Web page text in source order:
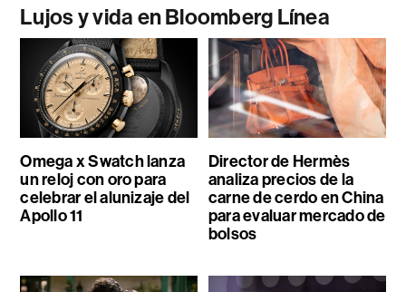
Lujos y vida en Bloomberg Línea
Omega x Swatch lanza
un reloj con oro para
celebrar el alunizaje del
Apollo 11
Director de Hermès
analiza precios de la
carne de cerdo en China
para evaluar mercado de
bolsos